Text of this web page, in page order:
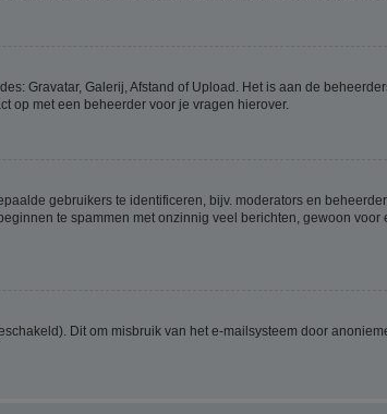
Gravatar, Galerij, Afstand of Upload. Het is aan de
op met een beheerder voor je vragen hierover.
gebruikers te identificeren, bijv. moderators en
te spammen met onzinnig veel berichten, gewoon voor
Dit om misbruik van het e-mailsysteem door